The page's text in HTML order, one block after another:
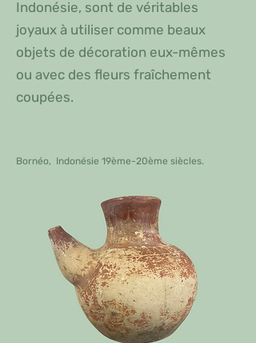
Indonésie, sont de véritables
joyaux à utiliser comme beaux
objets de décoration eux-mêmes
ou avec des fleurs fraîchement
coupées.
Bornéo, Indonésie 19ème-20ème siècles.